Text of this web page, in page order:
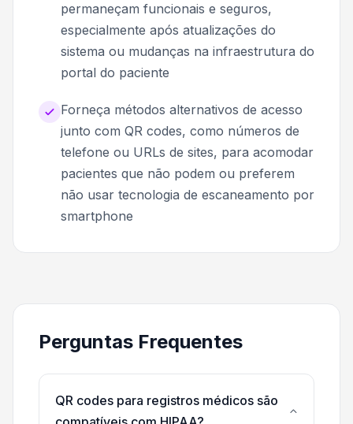
permaneçam funcionais e seguros,
especialmente após atualizações do
sistema ou mudanças na infraestrutura do
portal do paciente
Forneça métodos alternativos de acesso
junto com QR codes, como números de
telefone ou URLs de sites, para acomodar
pacientes que não podem ou preferem
não usar tecnologia de escaneamento por
smartphone
Perguntas Frequentes
QR codes para registros médicos são